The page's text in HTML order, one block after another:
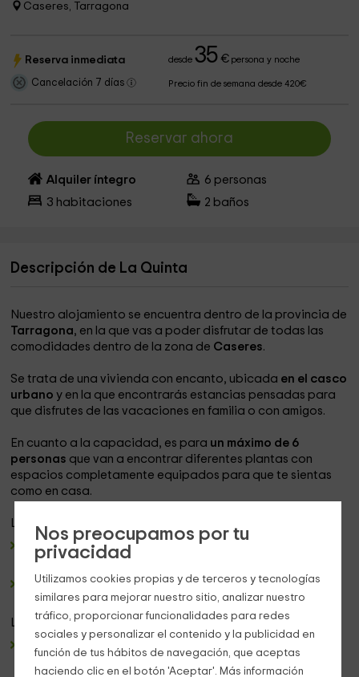
Nos preocupamos por tu
privacidad
Utilizamos cookies propias y de terceros y tecnologías
similares para mejorar nuestro sitio, analizar nuestro
tráfico, proporcionar funcionalidades para redes
sociales y personalizar el contenido y la publicidad en
función de tus hábitos de navegación, que aceptas
haciendo clic en el botón 'Aceptar'. Más información
Caseres, Tarragona
Reserva inmediata desde35 €persona y noche
Cancelación 7 días Precio fin de semana desde 420€
Reservar ahora
Alquiler íntegro 6 personas
3 habitaciones 2 baños
Descripción de La Quinta
Nuestro alojamiento se encuentra dentro de la provincia de
Tarragona, en la que vas a poder disfrutar de todas las
comodidades dentro de la zona de Caseres.
Se trata de una vivienda con encanto, ubicada en el casco
urbanoy en la que encontrarás estancias pensadas para
que disfrutes de las vacaciones en familia o con amigos.
En cuanto a la capacidad, es para un máximo de 6
personas que van a encontrar diferentes plantas con
espacios completamente equipados para que te sientas
como en casa.
La planta baja
Un garaje en el que vas a poder dejar cómodamente tu
vehículo, o incluso también una moto.
Espacio para guardarbicicletas y maletas.
La primera plantaconsta de:
Una
cocina de estilo americano
, en la que tenemos una
amplia con armarios de madera en los que vas